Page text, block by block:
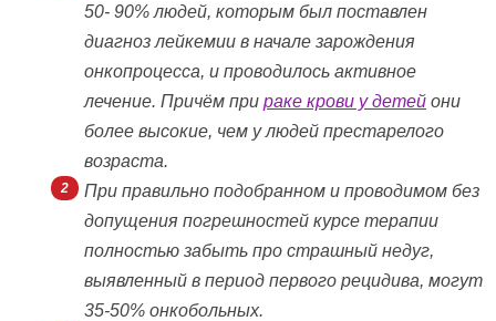
50- 90% людей, которым был поставлен
диагноз лейкемии в начале зарождения
онкопроцесса, и проводилось активное
лечение. Причём при раке крови у детей они
более высокие, чем у людей престарелого
возраста.
При правильно подобранном и проводимом без
допущения погрешностей курсе терапии
полностью забыть про страшный недуг,
выявленный в период первого рецидива, могут
35-50% онкобольных.